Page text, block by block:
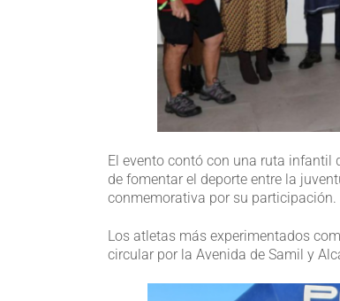
El evento contó con una ruta infantil
de fomentar el deporte entre la
conmemorativa por su participación.
Los atletas más experimentados
circular por la Avenida de Samil y